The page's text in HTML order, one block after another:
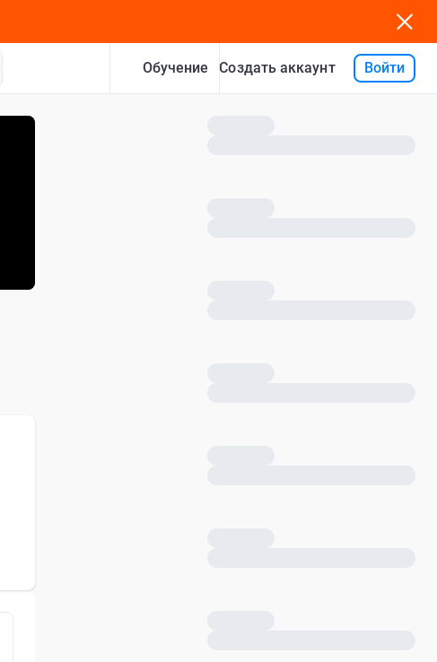
Обучение Создать аккаунт Войти